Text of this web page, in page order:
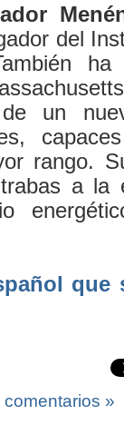
del
un
rango.
a la
que
comentarios »